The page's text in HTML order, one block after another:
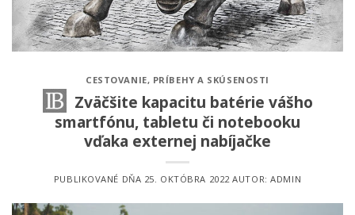
CESTOVANIE, PRÍBEHY A SKÚSENOSTI
Zväčšite kapacitu batérie vášho
smartfónu, tabletu či notebooku
vďaka externej nabíjačke
PUBLIKOVANÉ DŇA 25. OKTÓBRA 2022 AUTOR:ADMIN